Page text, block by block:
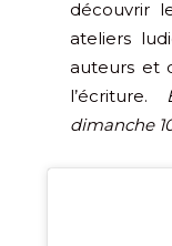
découvrir
ateliers
auteurs et
l’écriture.
dimanche